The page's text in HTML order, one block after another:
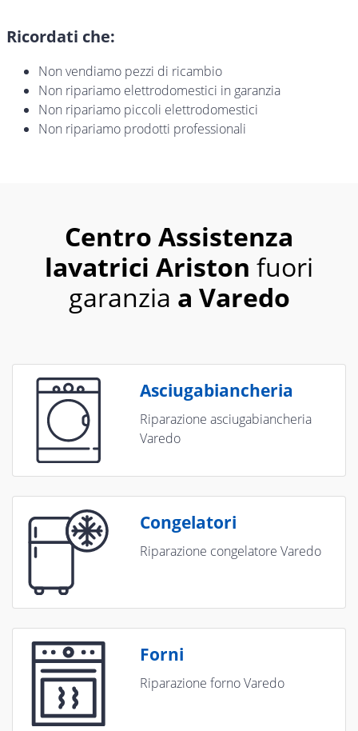
Ricordati che:
Non vendiamo pezzi di ricambio
Non ripariamo elettrodomestici in garanzia
Non ripariamo piccoli elettrodomestici
Non ripariamo prodotti professionali
Centro Assistenza
lavatrici Ariston fuori
garanzia a Varedo
Asciugabiancheria
Riparazione asciugabiancheria
Varedo
Congelatori
Riparazione congelatore Varedo
Forni
Riparazione forno Varedo